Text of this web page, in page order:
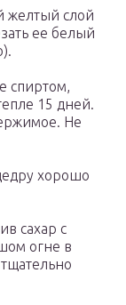
желтый слой
ее белый
спиртом,
15 дней.
Не
хорошо
сахар с
огне в